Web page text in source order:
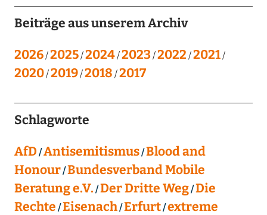
Beiträge aus unserem Archiv
2026 2025 2024 2023 2022 2021
2020 2019 2018 2017
Schlagworte
AfD Antisemitismus Blood and
Honour Bundesverband Mobile
Beratung e.V. Der Dritte Weg Die
Rechte Eisenach Erfurt extreme